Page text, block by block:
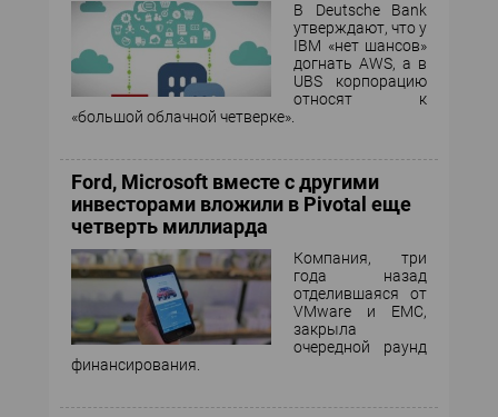
В Deutsche Bank
утверждают, что у
IBM «нет шансов»
догнать AWS, а в
UBS корпорацию
относят к
«большой облачной четверке».
Ford, Microsoft вместе с другими
инвесторами вложили в Pivotal еще
четверть миллиарда
Компания, три
года назад
отделившаяся от
VMware и EMC,
закрыла
очередной раунд
финансирования.